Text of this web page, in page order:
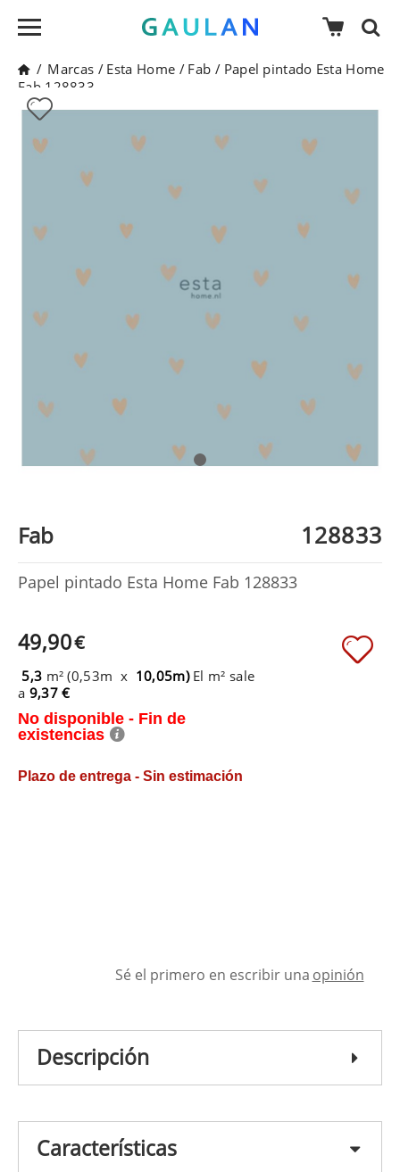
/ Marcas / Esta Home / Fab / Papel pintado Esta Home
Fab 128833
Fab 128833
Papel pintado Esta Home Fab 128833
49,90€
5,3 m² (0,53m x 10,05m) El m² sale
a 9,37 €
No disponible - Fin de
existencias
Plazo de entrega - Sin estimación
Sé el primero en escribir una opinión
Descripción
Características